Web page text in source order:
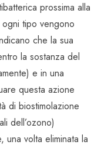
prossima alla
tipo vengono
che la sua
la sostanza del
e in una
questa azione
di biostimolazione
dell’ozono)
volta eliminata la